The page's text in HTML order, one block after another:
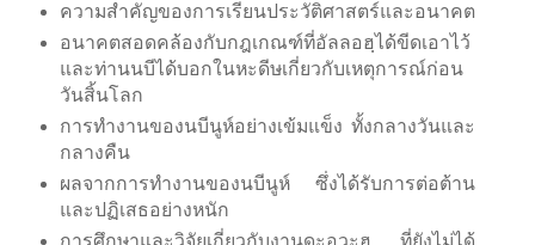
ความสำคัญของการเรียนประวัติศาสตร์และอนาคต
อนาคตสอดคล้องกับกฎเกณฑ์ที่อัลลอฮฺได้ขีดเอาไว้
และท่านนบีได้บอกในหะดีษเกี่ยวกับเหตุการณ์ก่อน
วันสิ้นโลก
การทำงานของนบีนูห์อย่างเข้มแข็ง ทั้งกลางวันและ
กลางคืน
ผลจากการทำงานของนบีนูห์ ซึ่งได้รับการต่อต้าน
และปฏิเสธอย่างหนัก